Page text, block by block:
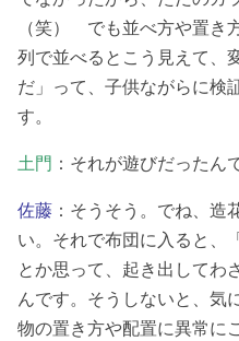
（笑） でも並べ方や置き
列で並べるとこう見えて、
だ」って、子供ながらに検
す。
土門 ：それが遊びだったん
佐藤 ：そうそう。でね、造
い。それで布団に入ると、
とか思って、起き出してわ
んです。そうしないと、気
物の置き方や配置に異常に